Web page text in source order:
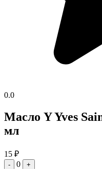
0.0
Масло Y Yves
мл
15 ₽
- 0 +